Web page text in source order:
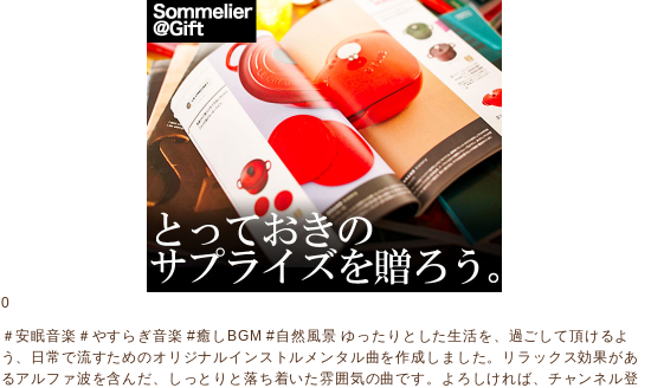
0
＃安眠音楽＃やすらぎ音楽 #癒しBGM #自然風景 ゆったりとした生活を、過ごして頂けるよ
う、日常で流すためのオリジナルインストルメンタル曲を作成しました。リラックス効果があ
るアルファ波を含んだ、しっとりと落ち着いた雰囲気の曲です。よろしければ、チャンネル登